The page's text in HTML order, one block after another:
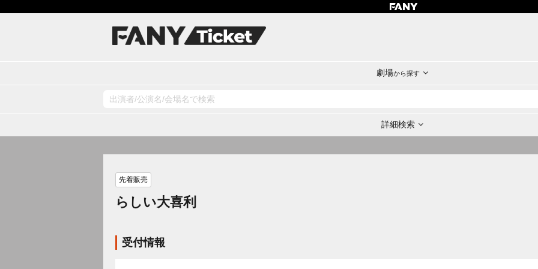
劇場から探す
詳細検索
先着販売
らしい大喜利
受付情報